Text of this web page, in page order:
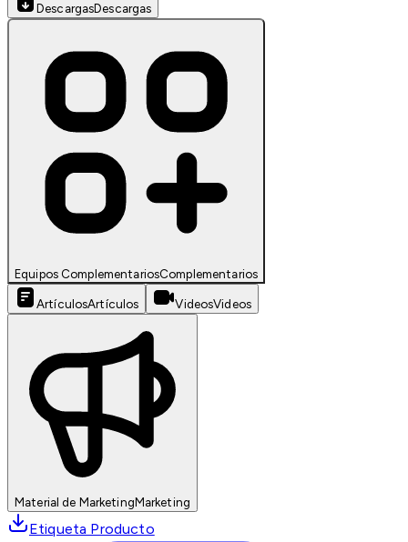
DescargasDescargas
Equipos ComplementariosComplementarios
ArtículosArtículos VideosVideos
Material de MarketingMarketing
Etiqueta Producto